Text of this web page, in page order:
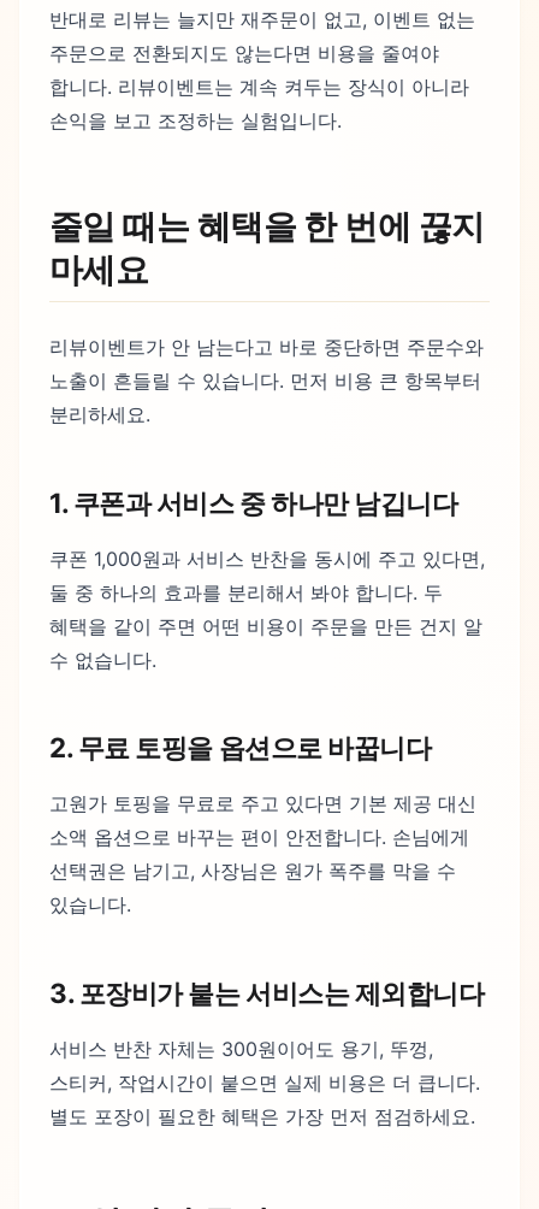
반대로 리뷰는 늘지만 재주문이 없고, 이벤트 없는
주문으로 전환되지도 않는다면 비용을 줄여야
합니다. 리뷰이벤트는 계속 켜두는 장식이 아니라
손익을 보고 조정하는 실험입니다.
줄일 때는 혜택을 한 번에 끊지
마세요
리뷰이벤트가 안 남는다고 바로 중단하면 주문수와
노출이 흔들릴 수 있습니다. 먼저 비용 큰 항목부터
분리하세요.
1. 쿠폰과 서비스 중 하나만 남깁니다
쿠폰 1,000원과 서비스 반찬을 동시에 주고 있다면,
둘 중 하나의 효과를 분리해서 봐야 합니다. 두
혜택을 같이 주면 어떤 비용이 주문을 만든 건지 알
수 없습니다.
2. 무료 토핑을 옵션으로 바꿉니다
고원가 토핑을 무료로 주고 있다면 기본 제공 대신
소액 옵션으로 바꾸는 편이 안전합니다. 손님에게
선택권은 남기고, 사장님은 원가 폭주를 막을 수
있습니다.
3. 포장비가 붙는 서비스는 제외합니다
서비스 반찬 자체는 300원이어도 용기, 뚜껑,
스티커, 작업시간이 붙으면 실제 비용은 더 큽니다.
별도 포장이 필요한 혜택은 가장 먼저 점검하세요.